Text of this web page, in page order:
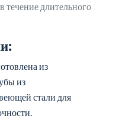
течение длительного
из
из
стали для